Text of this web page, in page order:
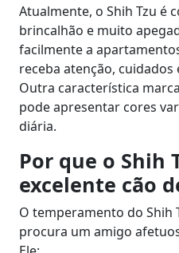
Atualmente, o Shih Tzu é
brincalhão e muito
facilmente a
receba atenção, cuidados
Outra característica
pode apresentar cores
diária.
Por que o Shih
excelente cão
O temperamento do Shih
procura um amigo